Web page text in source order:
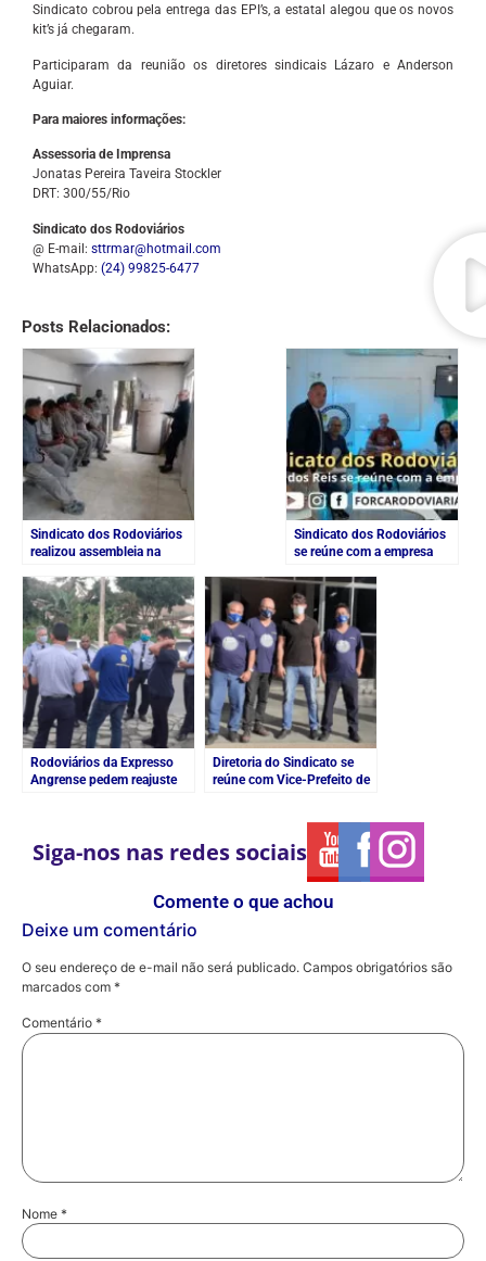
Sindicato cobrou pela entrega das EPI’s, a estatal alegou que os novos
kit’s já chegaram.
Participaram da reunião os diretores sindicais Lázaro e Anderson
Aguiar.
Para maiores informações:
Assessoria de Imprensa
Jonatas Pereira Taveira Stockler
DRT: 300/55/Rio
Sindicato dos Rodoviários
@ E-mail: sttrmar@hotmail.com
WhatsApp: (24) 99825-6477
Posts Relacionados:
Sindicato dos Rodoviários
realizou assembleia na
Sindicato dos Rodoviários
se reúne com a empresa
Rodoviários da Expresso
Angrense pedem reajuste
Diretoria do Sindicato se
reúne com Vice-Prefeito de
Siga-nos nas redes sociais
Comente o que achou
Deixe um comentário
O seu endereço de e-mail não será publicado. Campos obrigatórios são
marcados com *
Comentário *
Nome *